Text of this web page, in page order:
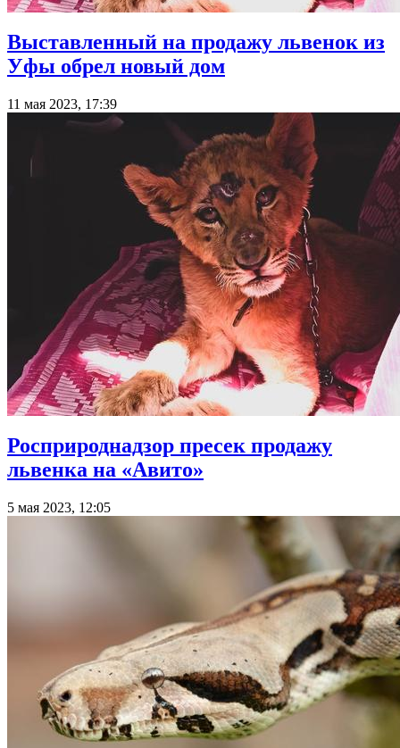
Выставленный на продажу львенок из
Уфы обрел новый дом
11 мая 2023, 17:39
Росприроднадзор пресек продажу
львенка на «Авито»
5 мая 2023, 12:05